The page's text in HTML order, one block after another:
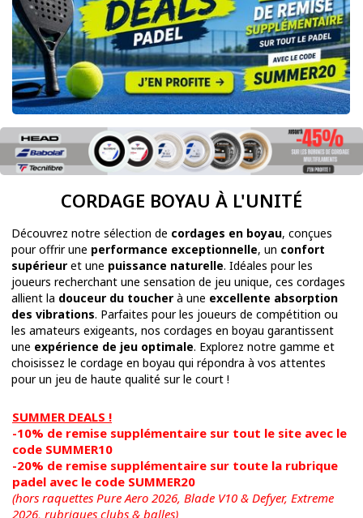
CORDAGE BOYAU À L'UNITÉ
Découvrez notre sélection de cordages en boyau, conçues
pour offrir une performance exceptionnelle, un confort
supérieur et une puissance naturelle. Idéales pour les
joueurs recherchant une sensation de jeu unique, ces cordages
allient la douceur du toucher à une excellente absorption
des vibrations. Parfaites pour les joueurs de compétition ou
les amateurs exigeants, nos cordages en boyau garantissent
une expérience de jeu optimale. Explorez notre gamme et
choisissez le cordage en boyau qui répondra à vos attentes
pour un jeu de haute qualité sur le court !
SUMMER DEALS !
-10% de remise supplémentaire sur tout le site avec le
code SUMMER10
-20% de remise supplémentaire sur toute la rubrique
padel avec le code SUMMER20
(hors raquettes Pure Aero 2026, Blade V10 & Defyer, Extreme
2026, rubriques clubs & balles)